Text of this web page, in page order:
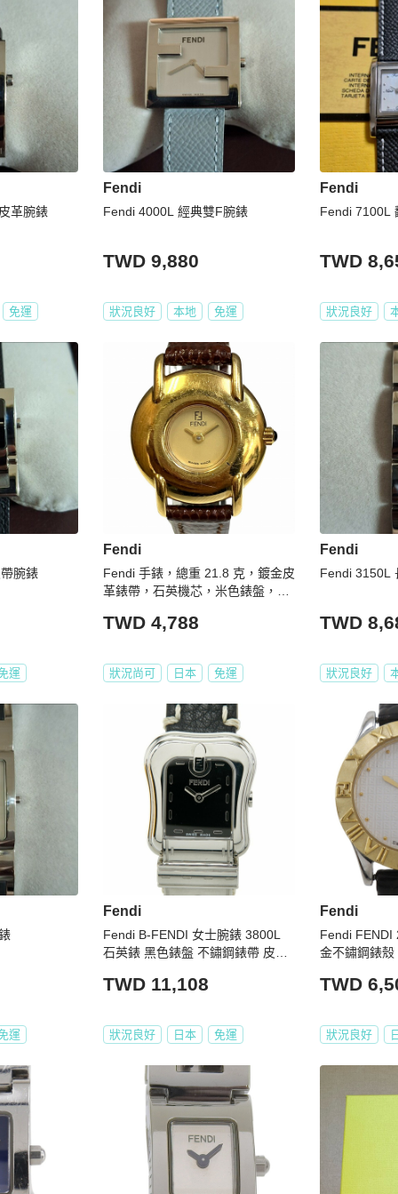
革腕錶
免運
Fendi
Fendi 4000L 經典雙F腕錶
TWD 9,880
狀況良好 本地 免運
Fendi
Fendi 7100L
TWD
狀況良好
腕錶
運
Fendi
Fendi 手錶，總重 21.8 克，鍍金皮
革錶帶，石英機芯，米色錶盤，40
TWD 4,788
狀況尚可 日本 免運
Fendi
Fendi 3150L
TWD
狀況良好
運
Fendi
Fendi B-FENDI 女士腕錶 3800L
石英錶 黑色錶盤 不鏽鋼錶帶 皮革
TWD 11,108
狀況良好 日本 免運
Fendi
Fendi FENDI
金不鏽鋼錶
TWD
狀況良好